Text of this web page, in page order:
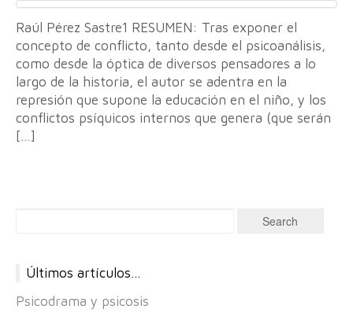
Raúl Pérez Sastre1 RESUMEN: Tras exponer el
concepto de conflicto, tanto desde el psicoanálisis,
como desde la óptica de diversos pensadores a lo
largo de la historia, el autor se adentra en la
represión que supone la educación en el niño, y los
conflictos psíquicos internos que genera (que serán
[…]
Últimos artículos…
Psicodrama y psicosis